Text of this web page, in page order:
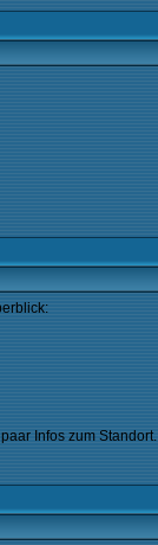
Infos zum Standort.